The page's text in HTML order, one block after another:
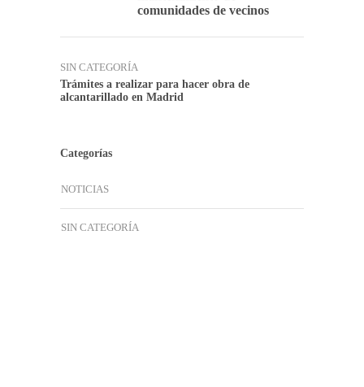
comunidades de vecinos
SIN CATEGORÍA
Trámites a realizar para hacer obra de
alcantarillado en Madrid
Categorías
NOTICIAS
SIN CATEGORÍA